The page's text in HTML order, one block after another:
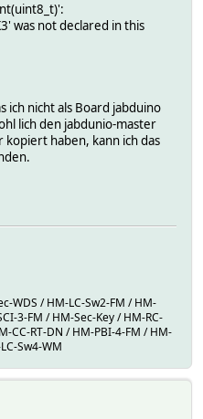
was not declared in this
ich nicht als Board jabduino
lich den jabdunio-master
haben, kann ich das
WDS / HM-LC-Sw2-FM / HM-
3-FM / HM-Sec-Key / HM-RC-
CC-RT-DN / HM-PBI-4-FM / HM-
Sw4-WM